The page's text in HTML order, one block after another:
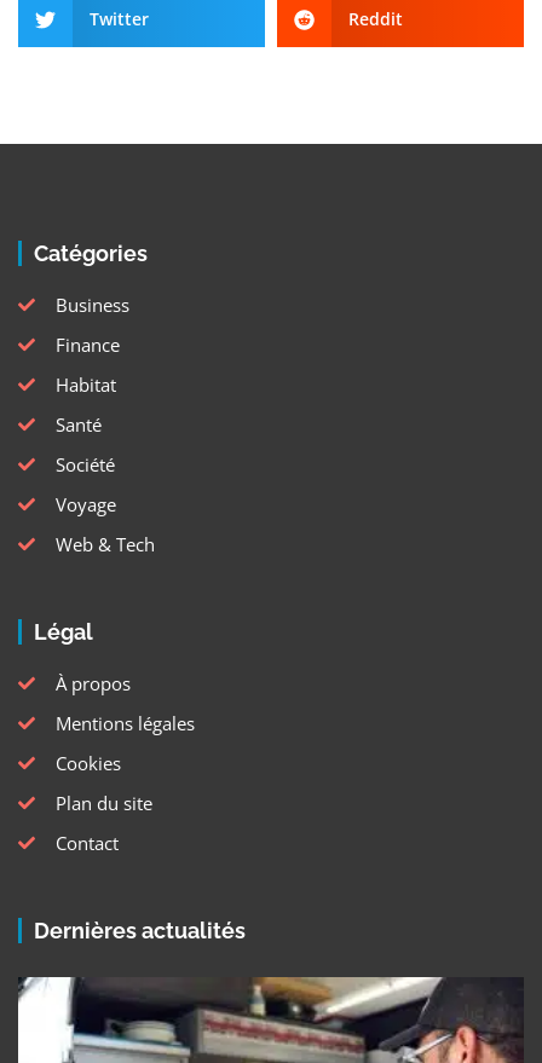
Twitter Reddit
Catégories
Business
Finance
Habitat
Santé
Société
Voyage
Web & Tech
Légal
À propos
Mentions légales
Cookies
Plan du site
Contact
Dernières actualités